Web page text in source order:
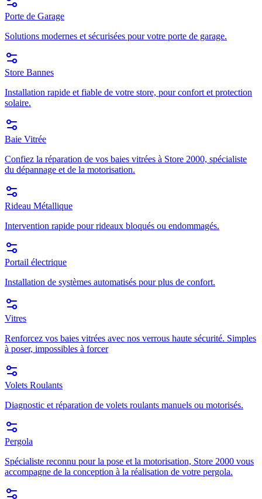
Porte de Garage
Solutions modernes et sécurisées pour votre porte de garage.
Store Bannes
Installation rapide et fiable de votre store, pour confort et protection
solaire.
Baie Vitrée
Confiez la réparation de vos baies vitrées à Store 2000, spécialiste
du dépannage et de la motorisation.
Rideau Métallique
Intervention rapide pour rideaux bloqués ou endommagés.
Portail électrique
Installation de systèmes automatisés pour plus de confort.
Vitres
Renforcez vos baies vitrées avec nos verrous haute sécurité. Simples
à poser, impossibles à forcer
Volets Roulants
Diagnostic et réparation de volets roulants manuels ou motorisés.
Pergola
Spécialiste reconnu pour la pose et la motorisation, Store 2000 vous
accompagne de la conception à la réalisation de votre pergola.